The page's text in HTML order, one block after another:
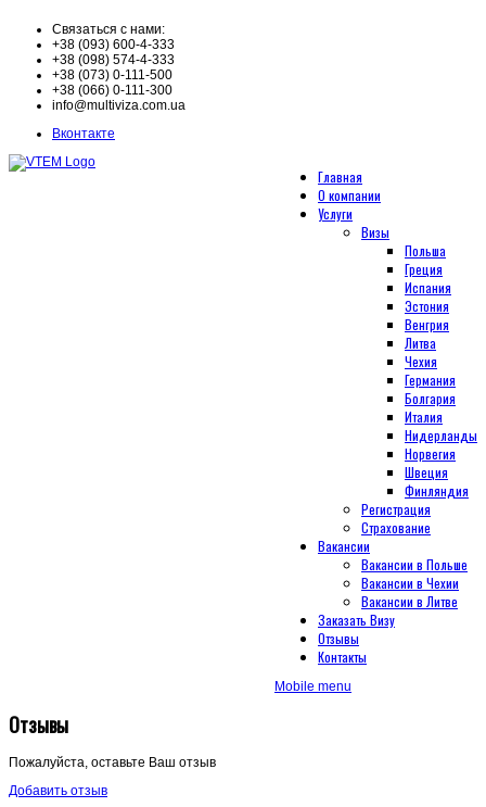
Связаться с нами:
+38 (093) 600-4-333
+38 (098) 574-4-333
+38 (073) 0-111-500
+38 (066) 0-111-300
info@multiviza.com.ua
Вконтакте
Главная
О компании
Услуги
Визы
Польша
Греция
Испания
Эстония
Венгрия
Литва
Чехия
Германия
Болгария
Италия
Нидерланды
Норвегия
Швеция
Финляндия
Регистрация
Страхование
Вакансии
Вакансии в Польше
Вакансии в Чехии
Вакансии в Литве
Заказать Визу
Отзывы
Контакты
Mobile menu
Отзывы
Пожалуйста, оставьте Ваш отзыв
Добавить отзыв